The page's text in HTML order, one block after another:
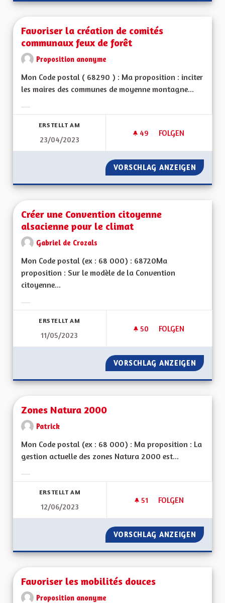
Favoriser la création de comités
communaux feux de forêt
Proposition anonyme
Mon Code postal ( 68290 ) : Ma proposition : inciter
les maires des communes de moyenne montagne...
ERSTELLT AM
23/04/2023
49 49 FOLLOWER
FOLGEN
FAVORISER LA
VORSCHLAG ANZEIGEN
Créer une Convention citoyenne
alsacienne pour le climat
Gabriel de Crozals
Mon Code postal (ex : 68 000) : 68720Ma
proposition : Sur le modèle de la Convention
citoyenne...
ERSTELLT AM
11/05/2023
50 50 FOLLOWER
FOLGEN
CRÉER UNE
VORSCHLAG ANZEIGEN
Zones Natura 2000
Patrick
Mon Code postal (ex : 68 000) : Ma proposition : La
gestion actuelle des zones Natura 2000 est...
ERSTELLT AM
12/06/2023
51 51 FOLLOWER
FOLGEN
ZONES NATURA
VORSCHLAG ANZEIGEN
Favoriser les mobilités douces
Proposition anonyme